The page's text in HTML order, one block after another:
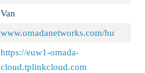
Van
www.omadanetworks.com/hu
https://euw1-omada-
cloud.tplinkcloud.com